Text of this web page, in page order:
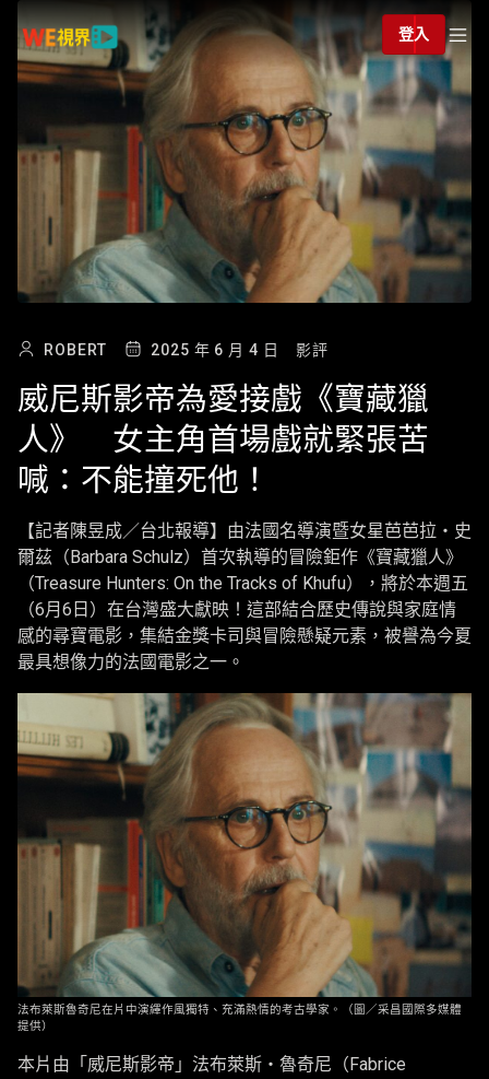
登入
ROBERT 2025 年 6 月 4 日 影評
威尼斯影帝為愛接戲《寶藏獵
人》 女主角首場戲就緊張苦
喊：不能撞死他！
【記者陳昱成／台北報導】由法國名導演暨女星芭芭拉・史
爾茲（Barbara Schulz）首次執導的冒險鉅作《寶藏獵人》
（Treasure Hunters: On the Tracks of Khufu），將於本週五
（6月6日）在台灣盛大獻映！這部結合歷史傳說與家庭情
感的尋寶電影，集結金獎卡司與冒險懸疑元素，被譽為今夏
最具想像力的法國電影之一。
法布萊斯魯奇尼在片中演繹作風獨特、充滿熱情的考古學家。（圖／采昌國際多媒體
提供）
本片由「威尼斯影帝」法布萊斯・魯奇尼（Fabrice